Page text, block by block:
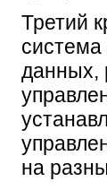
Третий
данных,
на